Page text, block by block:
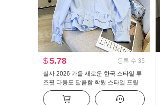
$5.78 등록 수 35
실사 2026 가을 새로운 한국 스타일 루
즈핏 다용도 달콤함 학원 스타일 프릴
긴팔 셔츠 여성 셔츠